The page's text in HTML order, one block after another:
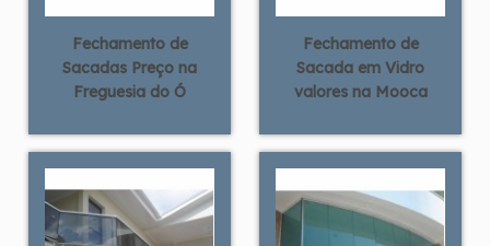
Fechamento de
Sacadas Preço na
Freguesia do Ó
Fechamento de
Sacada em Vidro
valores na Mooca